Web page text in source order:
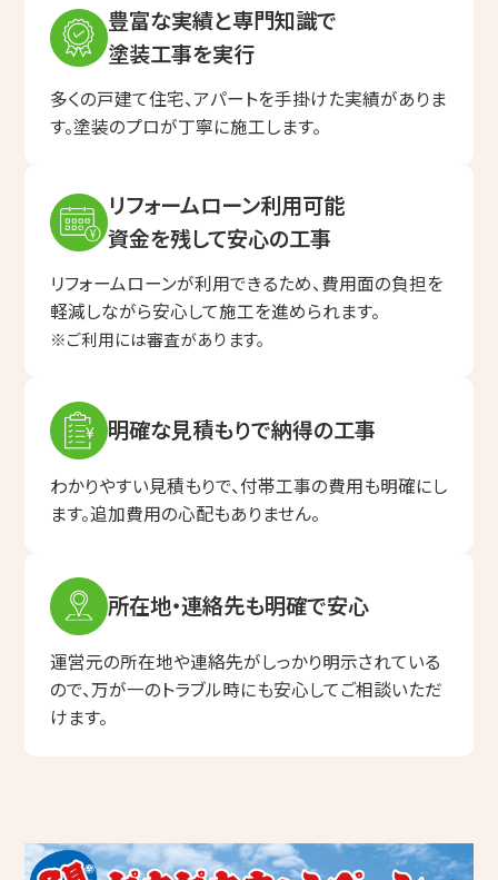
豊富な実績と専門知識で
塗装工事を実行
多くの戸建て住宅、アパートを手掛けた実績がありま
す。塗装のプロが丁寧に施工します。
リフォームローン利用可能
資金を残して安心の工事
リフォームローンが利用できるため、費用面の負担を
軽減しながら安心して施工を進められます。
※ご利用には審査があります。
明確な見積もりで納得の工事
わかりやすい見積もりで、付帯工事の費用も明確にし
ます。追加費用の心配もありません。
所在地・連絡先も明確で安心
運営元の所在地や連絡先がしっかり明示されている
ので、万が一のトラブル時にも安心してご相談いただ
けます。